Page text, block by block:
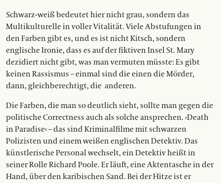
Schwarz-weiß bedeutet hier nicht grau, sondern das
Multikulturelle in voller Vitalität. Viele Abstufungen in
den Farben gibt es, und es ist nicht Kitsch, sondern
englische Ironie, dass es auf der fiktiven Insel St. Mary
dezidiert nicht gibt, was man vermuten müsste: Es gibt
keinen Rassismus – einmal sind die einen die Mörder,
dann, gleichberechtigt, die anderen.
Die Farben, die man so deutlich sieht, sollte man gegen die
politische Correctness auch als solche ansprechen. ›Death
in Paradise‹ – das sind Kriminalfilme mit schwarzen
Polizisten und einem weißen englischen Detektiv. Das
künstlerische Personal wechselt, ein Detektiv heißt in
seiner Rolle Richard Poole. Er läuft, eine Aktentasche in der
Hand, über den ka­­ribischen Sand. Bei der Hitze ist er